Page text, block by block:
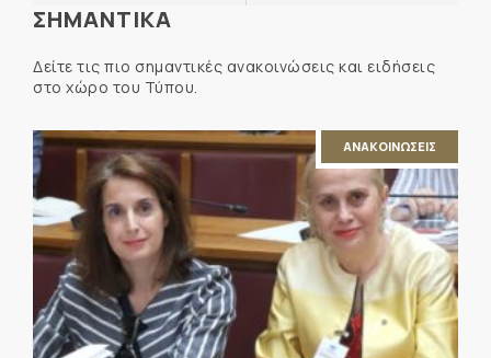
ΣΗΜΑΝΤΙΚΑ
Δείτε τις πιο σημαντικές ανακοινώσεις και ειδήσεις
στο χώρο του Τύπου.
ΑΝΑΚΟΙΝΩΣΕΙΣ